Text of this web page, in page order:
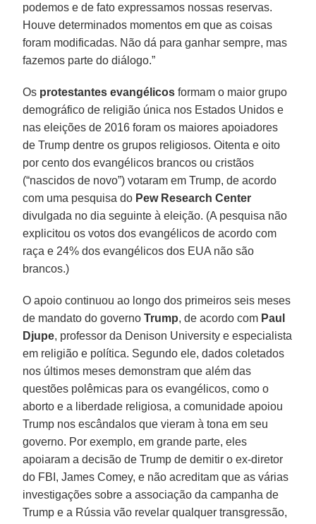
podemos e de fato expressamos nossas reservas.
Houve determinados momentos em que as coisas
foram modificadas. Não dá para ganhar sempre, mas
fazemos parte do diálogo.”
Os protestantes evangélicos formam o maior grupo
demográfico de religião única nos Estados Unidos e
nas eleições de 2016 foram os maiores apoiadores
de Trump dentre os grupos religiosos. Oitenta e oito
por cento dos evangélicos brancos ou cristãos
(“nascidos de novo”) votaram em Trump, de acordo
com uma pesquisa do Pew Research Center
divulgada no dia seguinte à eleição. (A pesquisa não
explicitou os votos dos evangélicos de acordo com
raça e 24% dos evangélicos dos EUA não são
brancos.)
O apoio continuou ao longo dos primeiros seis meses
de mandato do governoTrump, de acordo com Paul
Djupe, professor da Denison University e especialista
em religião e política. Segundo ele, dados coletados
nos últimos meses demonstram que além das
questões polêmicas para os evangélicos, como o
aborto e a liberdade religiosa, a comunidade apoiou
Trump nos escândalos que vieram à tona em seu
governo. Por exemplo, em grande parte, eles
apoiaram a decisão de Trump de demitir o ex-diretor
do FBI, James Comey, e não acreditam que as várias
investigações sobre a associação da campanha de
Trump e a Rússia vão revelar qualquer transgressão,